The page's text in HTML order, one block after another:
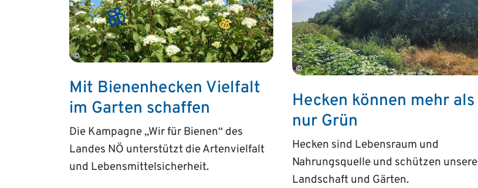
©
Mit Bienenhecken Vielfalt
im Garten schaffen
Die Kampagne „Wir für Bienen“ des
Landes NÖ unterstützt die Artenvielfalt
und Lebensmittelsicherheit.
©
Hecken können mehr als
nur Grün
Hecken sind Lebensraum und
Nahrungsquelle und schützen unsere
Landschaft und Gärten.